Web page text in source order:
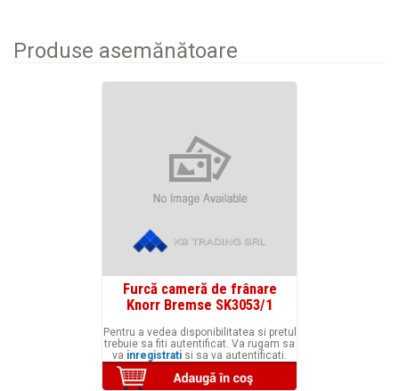
Produse asemănătoare
Furcă cameră de frânare
Knorr Bremse SK3053/1
Pentru a vedea disponibilitatea si pretul
trebuie sa fiti autentificat. Va rugam sa
va inregistrati si sa va autentificati.